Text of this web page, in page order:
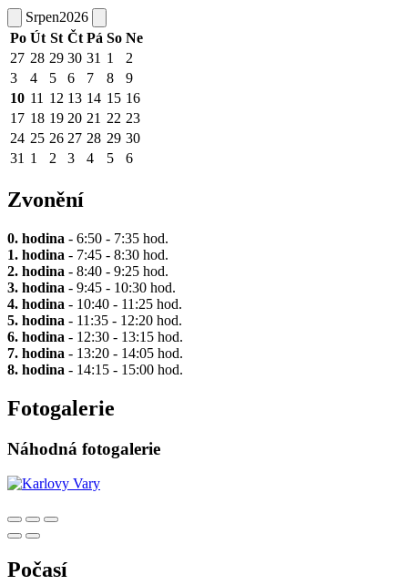
Srpen2026
Po Út St Čt Pá So Ne
27 28 29 30 31 1
2
3
4 5 6 7 8
9
10 11 12 13 14 15 16
17 18 19 20 21 22 23
24 25 26 27 28 29 30
31 1 2 3 4 5 6
Zvonění
0. hodina - 6:50 - 7:35 hod.
1. hodina - 7:45 - 8:30 hod.
2. hodina - 8:40 - 9:25 hod.
3. hodina - 9:45 - 10:30 hod.
4. hodina - 10:40 - 11:25 hod.
5. hodina - 11:35 - 12:20 hod.
6. hodina - 12:30 - 13:15 hod.
7. hodina - 13:20 - 14:05 hod.
8. hodina - 14:15 - 15:00 hod.
Fotogalerie
Náhodná fotogalerie
Počasí